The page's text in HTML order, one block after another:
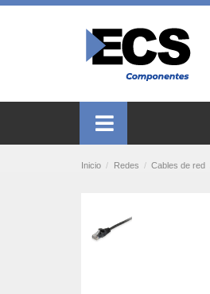
Inicio Redes Cables de red